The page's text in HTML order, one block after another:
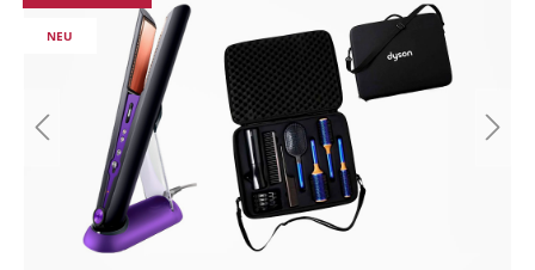
NEU